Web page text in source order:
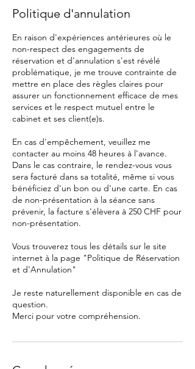
Politique d'annulation
En raison d'expériences antérieures où le
non-respect des engagements de
réservation et d'annulation s'est révélé
problématique, je me trouve contrainte de
mettre en place des règles claires pour
assurer un fonctionnement efficace de mes
services et le respect mutuel entre le
cabinet et ses client(e)s.
En cas d'empêchement, veuillez me
contacter au moins 48 heures à l'avance.
Dans le cas contraire, le rendez-vous vous
sera facturé dans sa totalité, même si vous
bénéficiez d'un bon ou d'une carte. En cas
de non-présentation à la séance sans
prévenir, la facture s'élèvera à 250 CHF pour
non-présentation.
Vous trouverez tous les détails sur le site
internet à la page "Politique de Réservation
et d'Annulation"
Je reste naturellement disponible en cas de
question.
Merci pour votre compréhension.